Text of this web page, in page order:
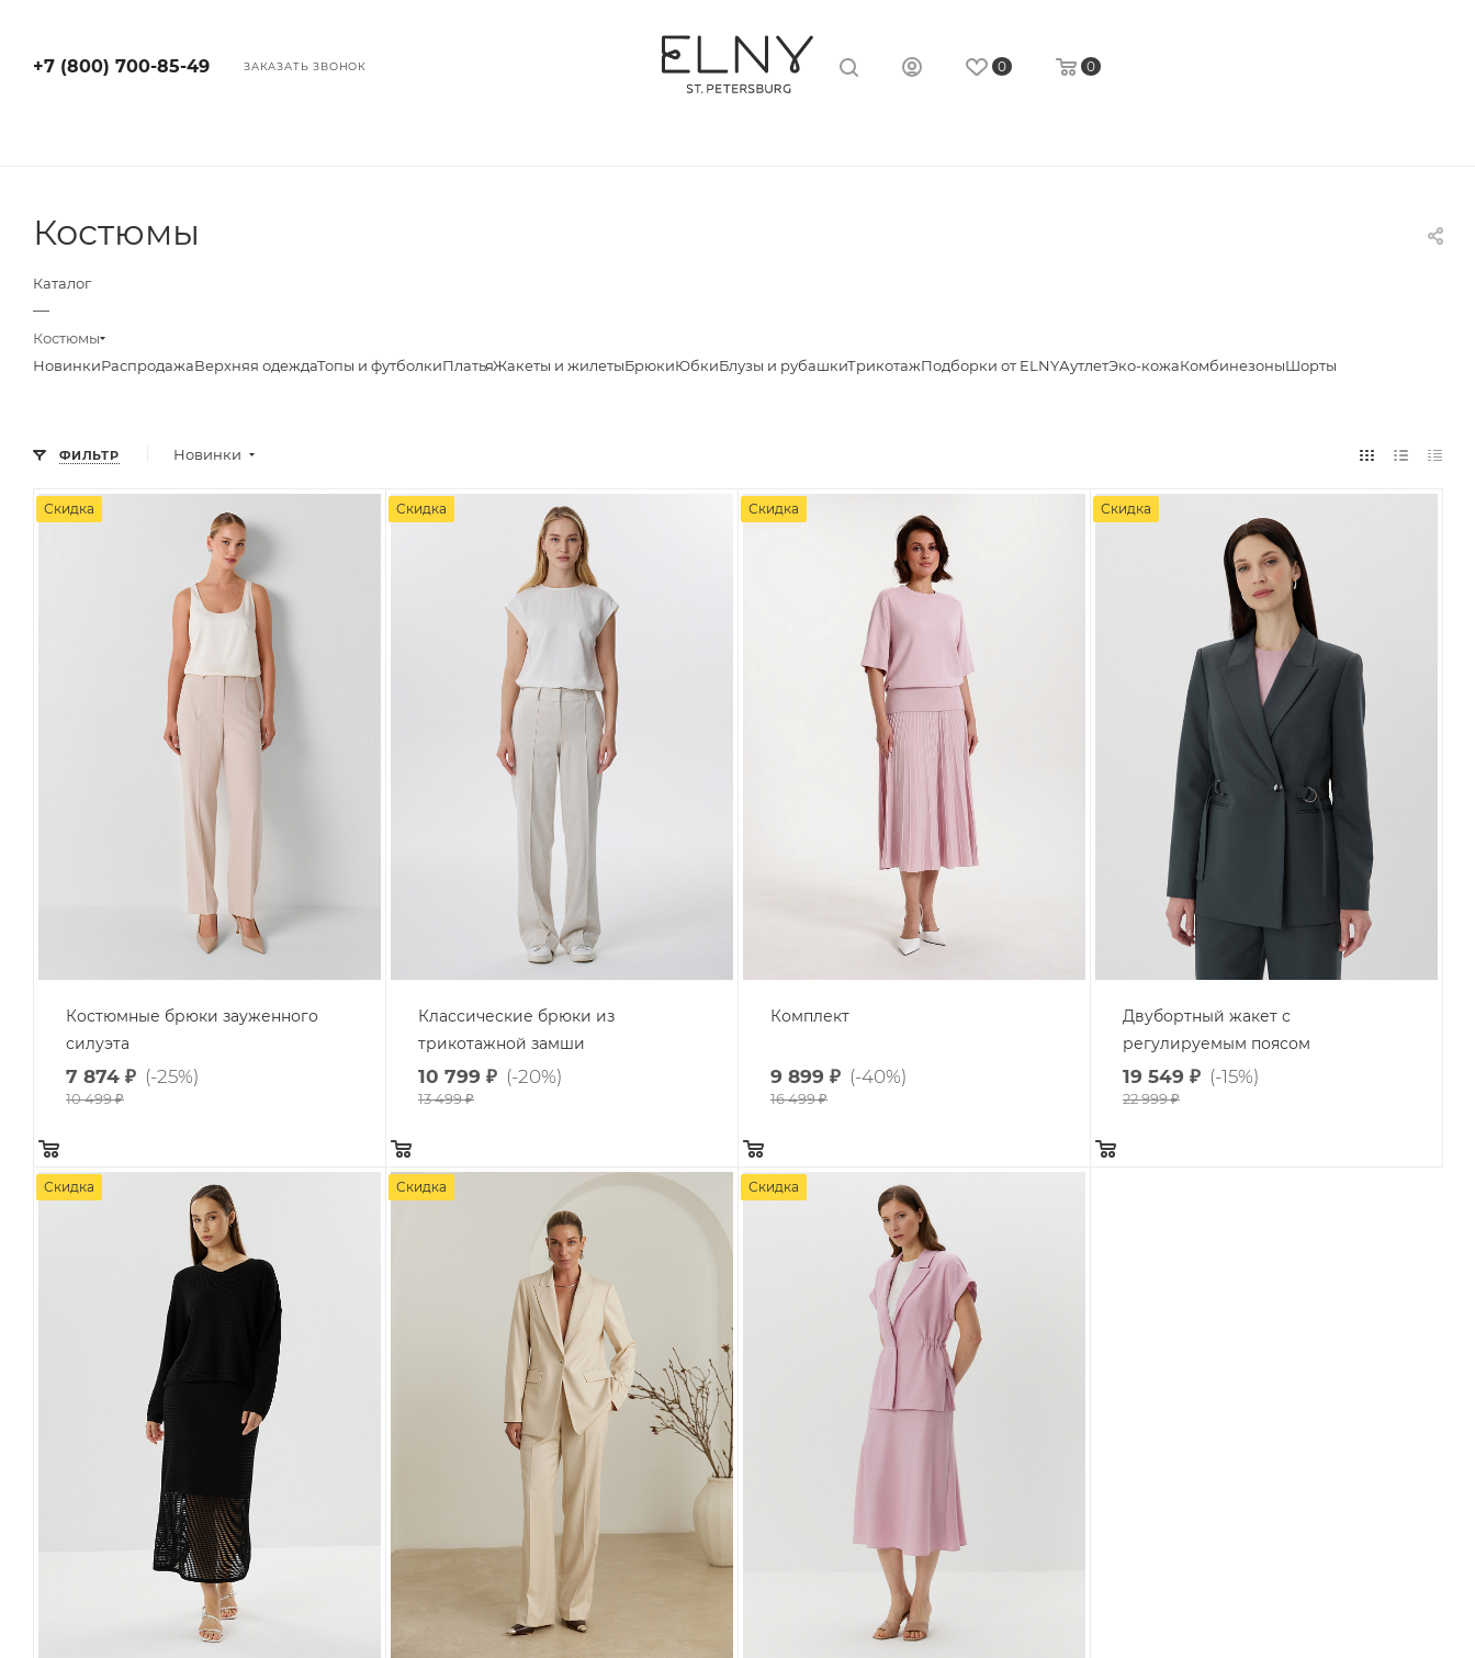
+7 (800) 700-85-49 ЗАКАЗАТЬ ЗВОНОК 0 0
Костюмы
Каталог
—
Костюмы
НовинкиРаспродажаВерхняя одеждаТопы и футболкиПлатьяЖакеты и жилетыБрюкиЮбкиБлузы и рубашкиТрикотажПодборки от ELNYАутлетЭко-кожаКомбинезоныШорты
ФИЛЬТР Новинки
Скидка
Костюмные брюки зауженного
силуэта
7 874 ₽ (-25%)
10 499₽
Скидка
Классические брюки из
трикотажной замши
10 799 ₽ (-20%)
13 499₽
Скидка
Комплект
9 899 ₽ (-40%)
16 499₽
Скидка
Двубортный жакет с
регулируемым поясом
19 549 ₽ (-15%)
22 999₽
Скидка Скидка Скидка